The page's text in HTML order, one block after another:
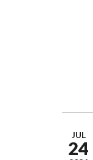
JUL
24